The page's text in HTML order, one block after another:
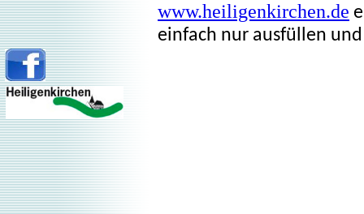
www.heiligenkirchen.de
einfach nur ausfüllen